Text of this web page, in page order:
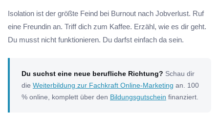
Isolation ist der größte Feind bei Burnout nach Jobverlust. Ruf
eine Freundin an. Triff dich zum Kaffee. Erzähl, wie es dir geht.
Du musst nicht funktionieren. Du darfst einfach da sein.
Du suchst eine neue berufliche Richtung? Schau dir
die Weiterbildung zur Fachkraft Online-Marketing an. 100
% online, komplett über den Bildungsgutschein finanziert.